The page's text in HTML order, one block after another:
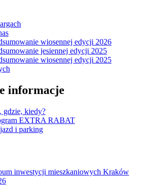
wiosennej edycji 2026
jesiennej edycji 2025
wiosennej edycji 2025
informacje
gdzie, kiedy?
EXTRA RABAT
i parking
inwestycji mieszkaniowych Kraków